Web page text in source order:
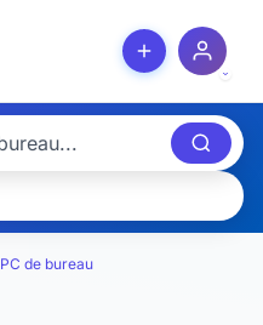
PC de bureau